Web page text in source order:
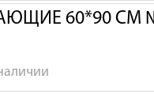
60*90 СМ